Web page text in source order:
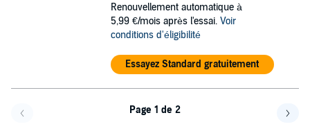
Renouvellement automatique à
5,99 €/mois après l'essai. Voir
conditions d'éligibilité
Essayez Standard gratuitement
Page 1 de 2